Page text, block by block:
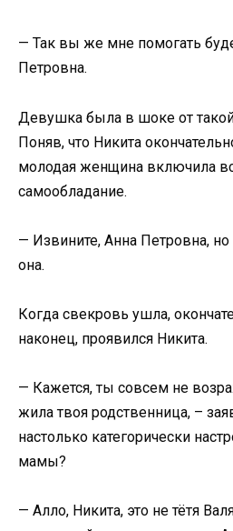
— Так вы же мне помогать
Петровна.
Девушка была в шоке от
Поняв, что Никита
молодая женщина включила
самообладание.
— Извините, Анна Петровна, но
она.
Когда свекровь ушла,
наконец, проявился Никита.
— Кажется, ты совсем не
жила твоя родственница, –
настолько категорически
мамы?
— Алло, Никита, это не тётя